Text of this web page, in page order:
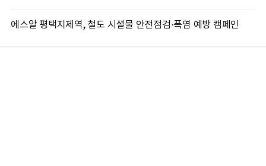
에스알 평택지제역, 철도 시설물 안전점검·폭염 예방 캠페인